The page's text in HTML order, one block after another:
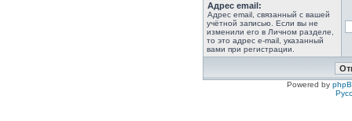
Адрес email:
Адрес email, связанный с вашей
учётной записью. Если вы не
изменили его в Личном разделе,
то это адрес e-mail, указанный
вами при регистрации.
Powered by